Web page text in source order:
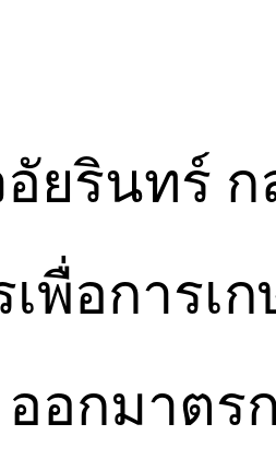
ยรินทร์
พื่อการเ
ออกมาตร